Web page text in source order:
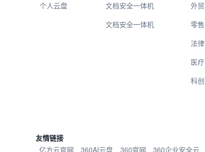
个人云盘
文档安全一体机
文档安全一体机
外贸
零售
法律
医疗
科创
友情链接
亿方云官网
360AI云盘 360官网 360企业安全云